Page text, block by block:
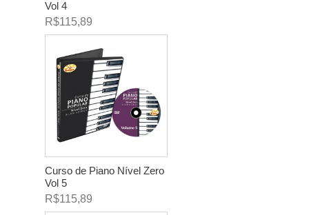
Vol 4
R$115,89
Curso de Piano Nível Zero
Vol 5
R$115,89